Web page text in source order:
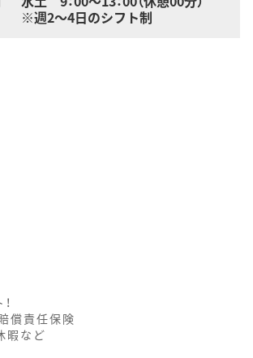
※週2～4日のシフト制
償責任保険
暇など